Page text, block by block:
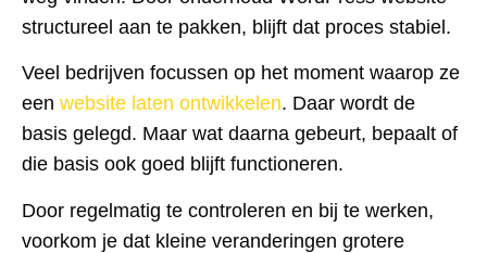
structureel aan te pakken, blijft dat proces stabiel.
Veel bedrijven focussen op het moment waarop ze
een website laten ontwikkelen. Daar wordt de
basis gelegd. Maar wat daarna gebeurt, bepaalt of
die basis ook goed blijft functioneren.
Door regelmatig te controleren en bij te werken,
voorkom je dat kleine veranderingen grotere